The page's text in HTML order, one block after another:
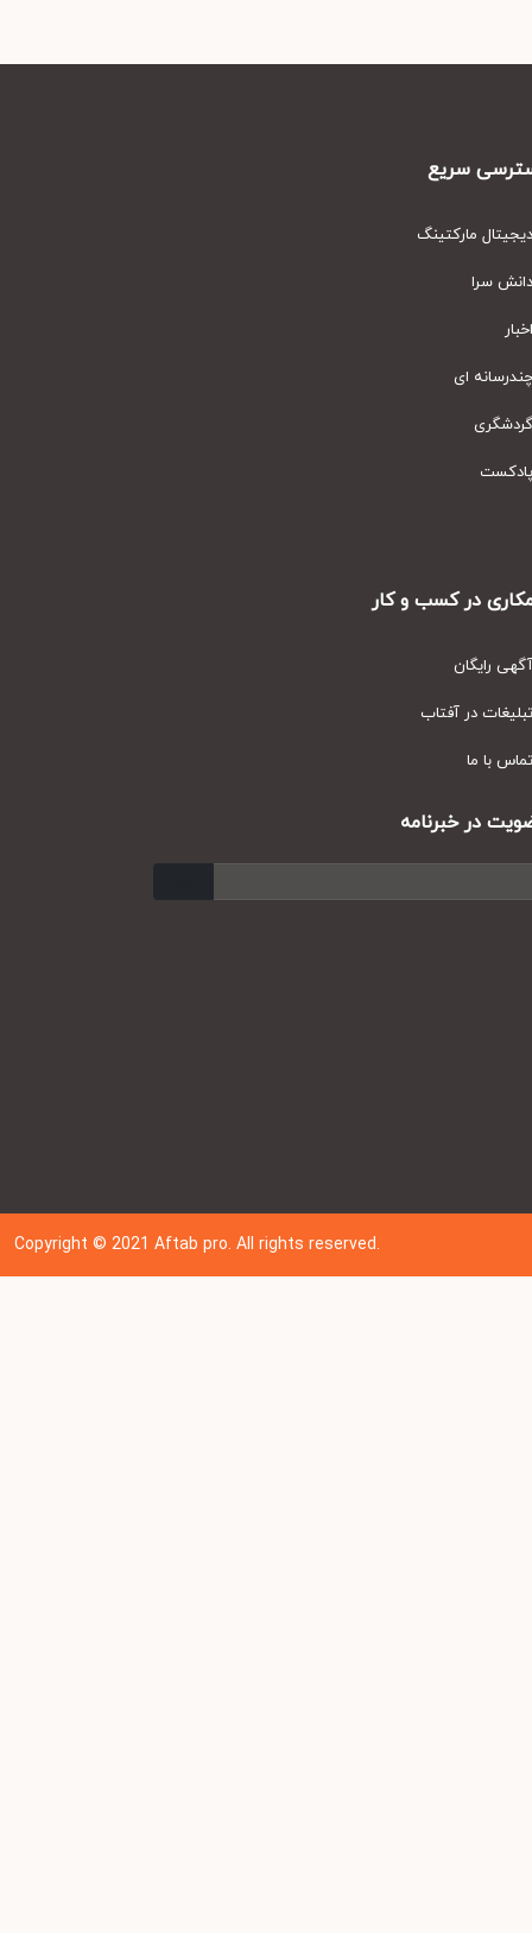
سریع
مارکتینگ
سرا
ای
در کسب و کار
رایگان
در آفتاب
با ما
در خبرنامه
Copyright © 202 1Aftab pro. All rights reserved.